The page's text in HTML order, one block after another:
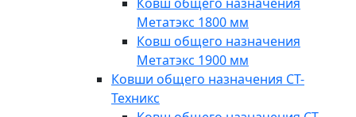
Метатэкс 1800 мм
Ковш общего назначения
Метатэкс 1900 мм
Ковши общего назначения СТ-
Техникс